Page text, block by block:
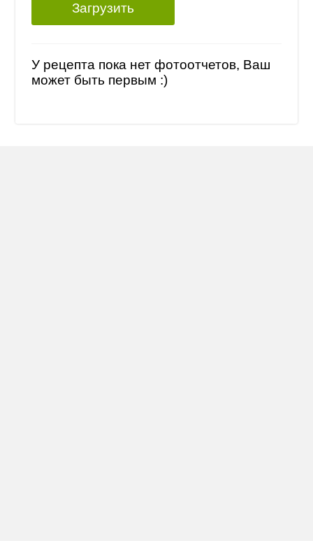
Загрузить
У рецепта пока нет фотоотчетов, Ваш
может быть первым :)